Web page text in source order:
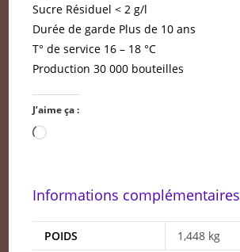
Sucre Résiduel < 2 g/l
Durée de garde Plus de 10 ans
T° de service 16 – 18 °C
Production 30 000 bouteilles
J’aime ça :
Chargement…
Informations complémentaires
POIDS 1,448 kg